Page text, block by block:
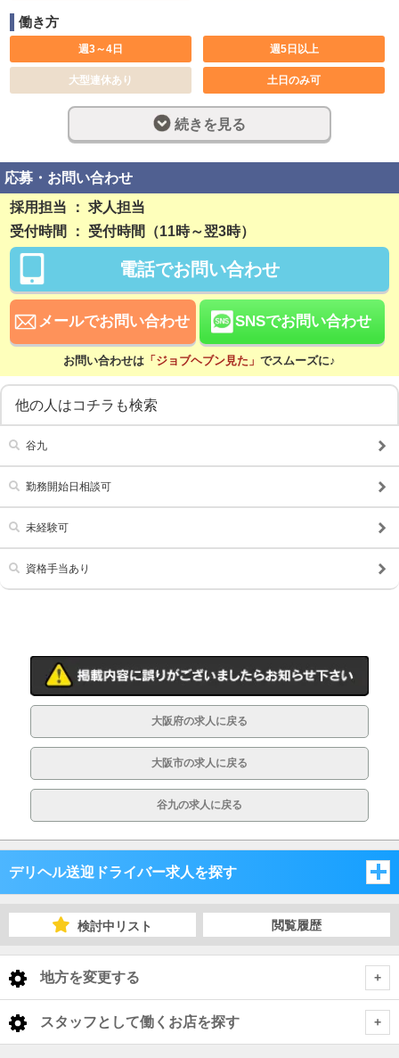
働き方
週3～4日 週5日以上
大型連休あり 土日のみ可
休み希望対応可 長期歓迎
週休2日制 完全週休2日制
フルタイム
残業なし
稼ぎ方
日払い可 昇給あり
資格手当あり
待遇
社会保険完備 交通費支給
こだわり
シニア歓迎
主婦・主夫歓迎 即日勤務可
入社祝い金支給 勤務地相談
WEB面接OK 在宅ワーク可
オフィス内分煙・禁煙 送迎車持込禁煙可
続きを見る
応募・お問い合わせ
採用担当 ： 求人担当
受付時間 ： 受付時間（11時～翌3時）
電話でお問い合わせ
メールでお問い合わせ SNSでお問い合わせ
お問い合わせは 「ジョブヘブン見た」 でスムーズに♪
他の人はコチラも検索
谷九
勤務開始日相談可
未経験可
資格手当あり
大阪府の求人に戻る
大阪市の求人に戻る
谷九の求人に戻る
デリヘル送迎ドライバー求人を探す
大阪府
検討中リスト 閲覧履歴
地方を変更する
< 全国トップ
スタッフとして働くお店を探す